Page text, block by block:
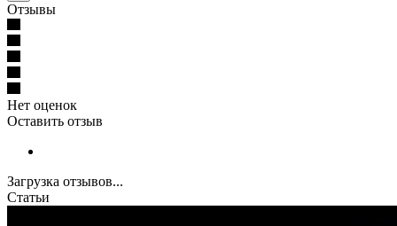
Отзывы
Нет оценок
Оставить отзыв
Загрузка отзывов...
Статьи